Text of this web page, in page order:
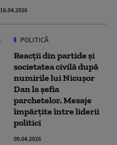
16.04.2026
POLITICĂ
Reacții din partide și
societatea civilă după
numirile lui Nicușor
Dan la șefia
parchetelor. Mesaje
împărțite între liderii
politici
09.04.2026